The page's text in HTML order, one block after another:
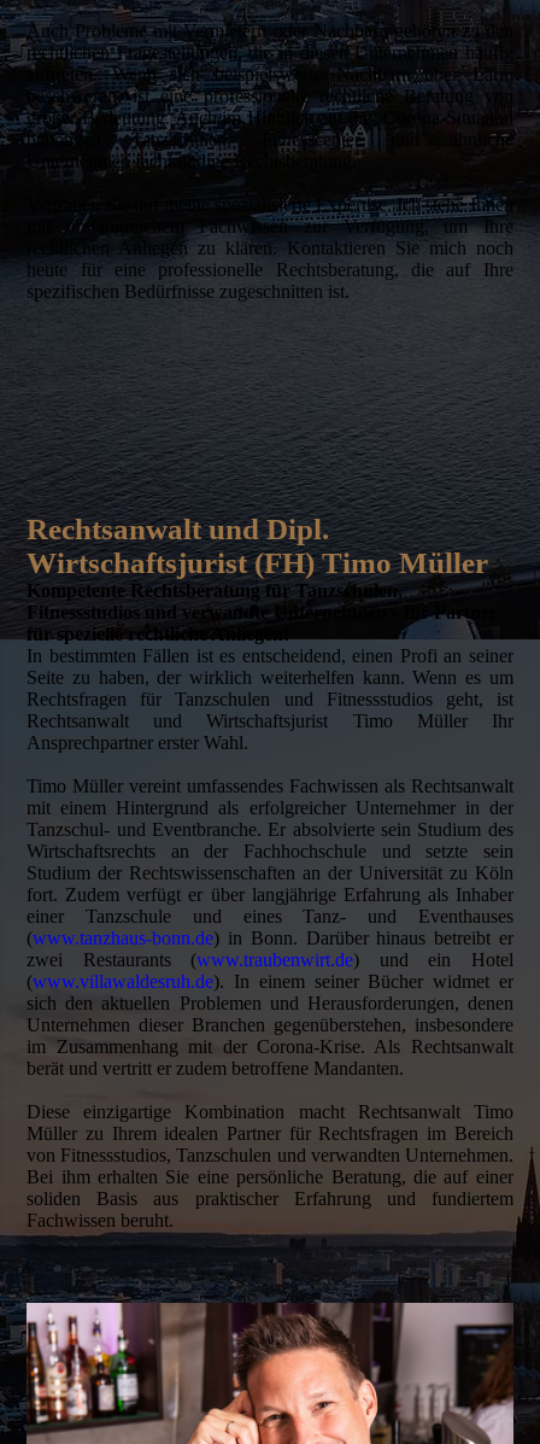
Auch Probleme mit Vermietern oder Nachbarn gehören zu den
rechtlichen Fragestellungen, die in diesen Unternehmen häufig
auftreten. Wenn sich beispielsweise Nachbarn über Lärm
beschweren, ist eine professionelle rechtliche Beratung von
großer Bedeutung. Auch im Hinblick auf die Corona-Situation
benötigen Tanzschulen, Fitnesscenter und ähnliche
Unternehmen fachkundige Rechtsberatung.
Vertrauen Sie auf meine spezialisierte Expertise. Ich stehe Ihnen
mit umfangreichem Fachwissen zur Verfügung, um Ihre
rechtlichen Anliegen zu klären. Kontaktieren Sie mich noch
heute für eine professionelle Rechtsberatung, die auf Ihre
spezifischen Bedürfnisse zugeschnitten ist.
Rechtsanwalt und Dipl.
Wirtschaftsjurist (FH) Timo Müller
Kompetente Rechtsberatung für Tanzschulen,
Fitnessstudios und verwandte Unternehmen - Ihr Partner
für spezielle rechtliche Anliegen!
In bestimmten Fällen ist es entscheidend, einen Profi an seiner
Seite zu haben, der wirklich weiterhelfen kann. Wenn es um
Rechtsfragen für Tanzschulen und Fitnessstudios geht, ist
Rechtsanwalt und Wirtschaftsjurist Timo Müller Ihr
Ansprechpartner erster Wahl.
Timo Müller vereint umfassendes Fachwissen als Rechtsanwalt
mit einem Hintergrund als erfolgreicher Unternehmer in der
Tanzschul- und Eventbranche. Er absolvierte sein Studium des
Wirtschaftsrechts an der Fachhochschule und setzte sein
Studium der Rechtswissenschaften an der Universität zu Köln
fort. Zudem verfügt er über langjährige Erfahrung als Inhaber
einer Tanzschule und eines Tanz- und Eventhauses
(www.tanzhaus-bonn.de) in Bonn. Darüber hinaus betreibt er
zwei Restaurants (www.traubenwirt.de) und ein Hotel
(www.villawaldesruh.de). In einem seiner Bücher widmet er
sich den aktuellen Problemen und Herausforderungen, denen
Unternehmen dieser Branchen gegenüberstehen, insbesondere
im Zusammenhang mit der Corona-Krise. Als Rechtsanwalt
berät und vertritt er zudem betroffene Mandanten.
Diese einzigartige Kombination macht Rechtsanwalt Timo
Müller zu Ihrem idealen Partner für Rechtsfragen im Bereich
von Fitnessstudios, Tanzschulen und verwandten Unternehmen.
Bei ihm erhalten Sie eine persönliche Beratung, die auf einer
soliden Basis aus praktischer Erfahrung und fundiertem
Fachwissen beruht.